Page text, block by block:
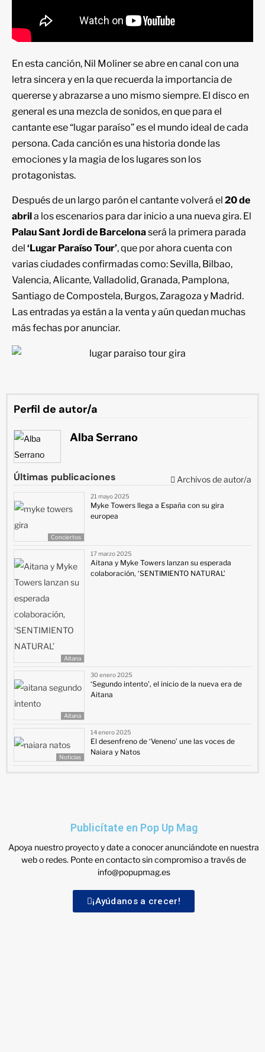
En esta canción, Nil Moliner se abre en canal con una
letra sincera y en la que recuerda la importancia de
quererse y abrazarse a uno mismo siempre. El disco en
general es una mezcla de sonidos, en que para el
cantante ese “lugar paraíso” es el mundo ideal de cada
persona. Cada canción es una historia donde las
emociones y la magia de los lugares son los
protagonistas.
Después de un largo parón el cantante volverá el 20 de
abril a los escenarios para dar inicio a una nueva gira. El
Palau Sant Jordi de Barcelonaserá la primera parada
del ‘Lugar Paraíso Tour’, que por ahora cuenta con
varias ciudades confirmadas como: Sevilla, Bilbao,
Valencia, Alicante, Valladolid, Granada, Pamplona,
Santiago de Compostela, Burgos, Zaragoza y Madrid.
Las entradas ya están a la venta y aún quedan muchas
más fechas por anunciar.
Perfil de autor/a
Alba Serrano
Últimas publicaciones Archivos de autor/a
Conciertos
21 mayo 2025
Myke Towers llega a España con su gira
europea
Aitana
17 marzo 2025
Aitana y Myke Towers lanzan su esperada
colaboración, ‘SENTIMIENTO NATURAL’
Aitana
30 enero 2025
‘Segundo intento’, el inicio de la nueva era de
Aitana
Noticias
14 enero 2025
El desenfreno de ‘Veneno’ une las voces de
Naiara y Natos
Publicítate en Pop Up Mag
Apoya nuestro proyecto y date a conocer anunciándote en nuestra
web o redes. Ponte en contacto sin compromiso a través de
info@popupmag.es
¡Ayúdanos a crecer!